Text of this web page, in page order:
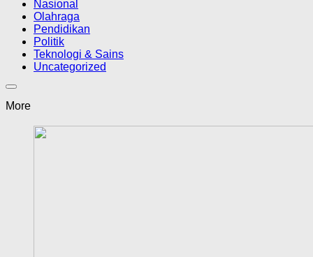
Nasional
Olahraga
Pendidikan
Politik
Teknologi & Sains
Uncategorized
More